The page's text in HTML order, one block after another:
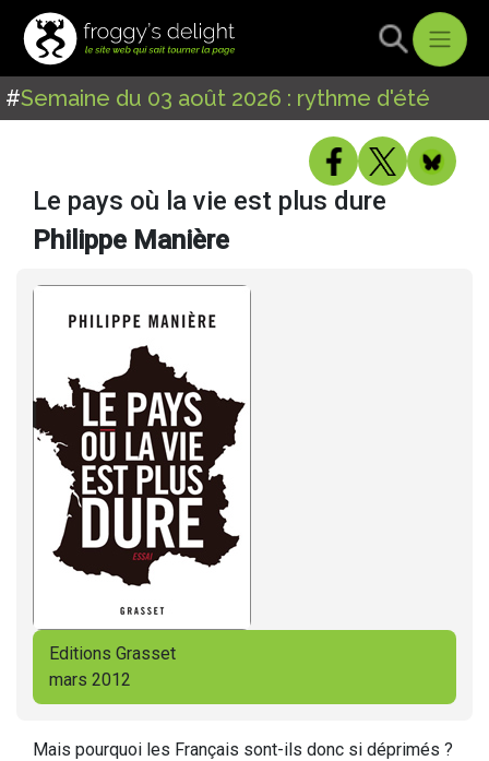
#Semaine du 03 août 2026 : rythme d'été
Le pays où la vie est plus dure
Philippe Manière
Editions Grasset
mars 2012
Mais pourquoi les Français sont-ils donc si déprimés ?